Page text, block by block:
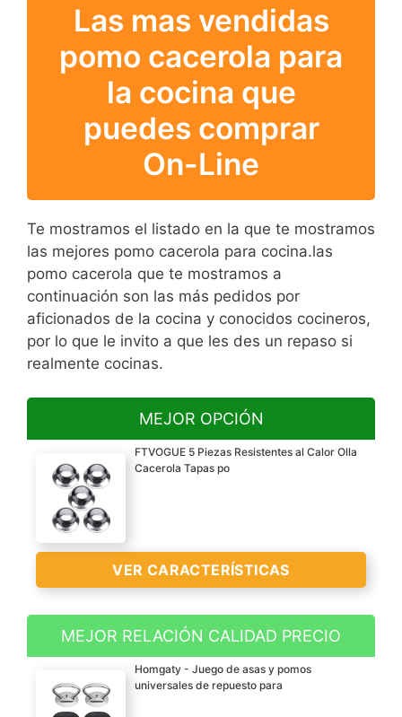
Las mas vendidas
pomo cacerola para
la cocina que
puedes comprar
On-Line
Te mostramos el listado en la que te mostramos
las mejores pomo cacerola para cocina.las
pomo cacerola que te mostramos a
continuación son las más pedidos por
aficionados de la cocina y conocidos cocineros,
por lo que le invito a que les des un repaso si
realmente cocinas.
MEJOR OPCIÓN
FTVOGUE 5 Piezas Resistentes al Calor Olla
Cacerola Tapas po
VER CARACTERÍSTICAS
?Aislamiento térmico?El
material de baquelita
resistente al desgaste y
MEJOR RELACIÓN CALIDAD PRECIO
Homgaty - Juego de asas y pomos
universales de repuesto para